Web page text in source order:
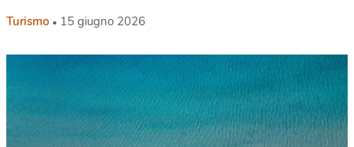
Turismo 15 giugno 2026